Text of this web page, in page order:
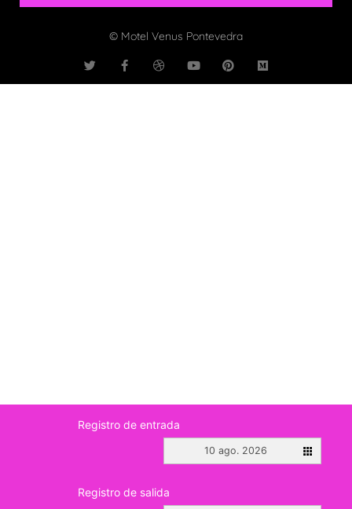
© Motel Venus Pontevedra
Registro de entrada
10 ago. 2026
Registro de salida